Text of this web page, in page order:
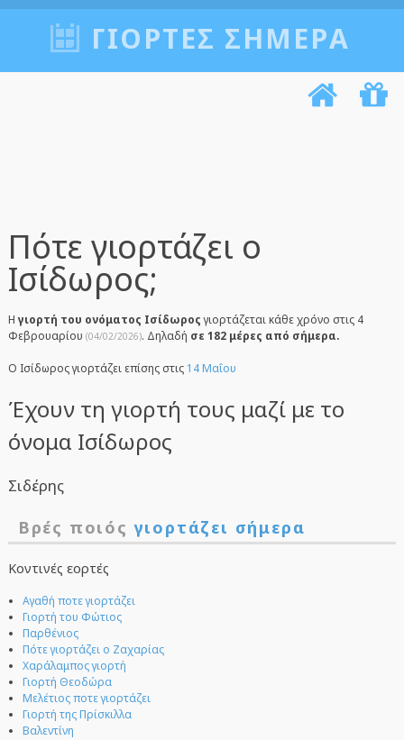
ΓΙΟΡΤΈΣ ΣΉΜΕΡΑ
Πότε γιορτάζει ο
Ισίδωρος;
Η γιορτή του ονόματος Ισίδωροςγιορτάζεται κάθε χρόνο στις 4
Φεβρουαρίου (04/02/2026). Δηλαδή σε 182 μέρες από σήμερα.
Ο Ισίδωρος γιορτάζει επίσης στις 14 Μαΐου
Έχουν τη γιορτή τους μαζί με το
όνομα Ισίδωρος
Σιδέρης
Βρές ποιόςγιορτάζει σήμερα
Κοντινές εορτές
Αγαθή ποτε γιορτάζει
Γιορτή του Φώτιος
Παρθένιος
Πότε γιορτάζει ο Ζαχαρίας
Χαράλαμπος γιορτή
Γιορτή Θεοδώρα
Μελέτιος ποτε γιορτάζει
Γιορτή της Πρίσκιλλα
Βαλεντίνη